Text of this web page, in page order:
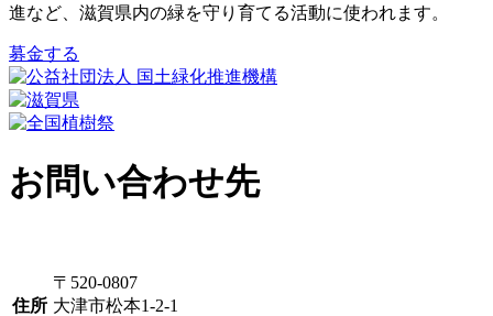
進など、滋賀県内の緑を守り育てる活動に使われます。
募金する
お問い合わせ先
住所
〒520-0807
大津市松本1-2-1